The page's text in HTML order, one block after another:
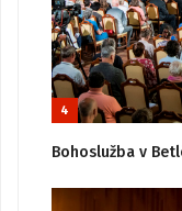
4
Bohoslužba v